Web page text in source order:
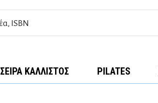
ΣΕΙΡΆ ΚΆΛΛΙΣΤΟΣ PILATES